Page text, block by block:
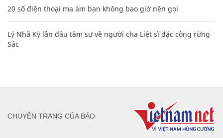
20 số điện thoại ma ám bạn không bao giờ nên gọi
Lý Nhã Kỳ lần đầu tâm sự về người cha Liệt sĩ đặc công rừng
Sác
CHUYÊN TRANG CỦA BÁO